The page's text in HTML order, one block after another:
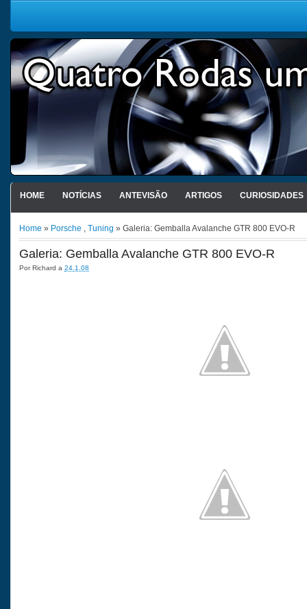
HOME NOTÍCIAS ANTEVISÃO ARTIGOS CURIOSIDADES
Home » Porsche , Tuning » Galeria: Gemballa Avalanche GTR 800 EVO-R
Galeria: Gemballa Avalanche GTR 800 EVO-R
PorRichard a 24.1.08